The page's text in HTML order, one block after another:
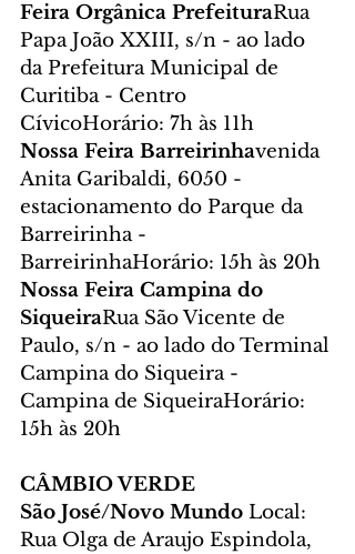
Feira Orgânica PrefeituraRua
Papa João XXIII, s/n - ao lado
da Prefeitura Municipal de
Curitiba - Centro
CívicoHorário: 7h às 11h
Nossa Feira Barreirinhavenida
Anita Garibaldi, 6050 -
estacionamento do Parque da
Barreirinha -
BarreirinhaHorário: 15h às 20h
Nossa Feira Campina do
SiqueiraRua São Vicente de
Paulo, s/n - ao lado do Terminal
Campina do Siqueira -
Campina de SiqueiraHorário:
15h às 20h
CÂMBIO VERDE
São José/Novo Mundo Local:
Rua Olga de Araujo Espindola,